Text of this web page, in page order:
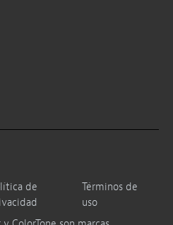
de
Términos de
uso